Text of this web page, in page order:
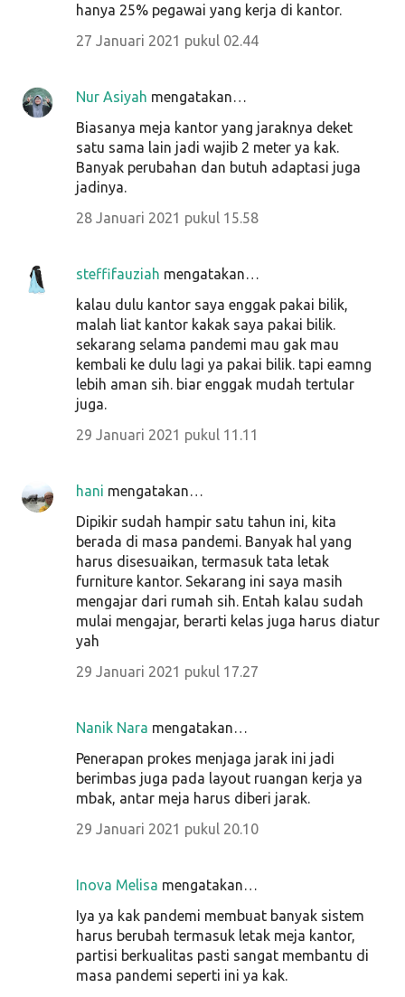
hanya 25% pegawai yang kerja di kantor.
27 Januari 2021 pukul 02.44
Nur Asiyah mengatakan…
Biasanya meja kantor yang jaraknya deket
satu sama lain jadi wajib 2 meter ya kak.
Banyak perubahan dan butuh adaptasi juga
jadinya.
28 Januari 2021 pukul 15.58
steffifauziah mengatakan…
kalau dulu kantor saya enggak pakai bilik,
malah liat kantor kakak saya pakai bilik.
sekarang selama pandemi mau gak mau
kembali ke dulu lagi ya pakai bilik. tapi eamng
lebih aman sih. biar enggak mudah tertular
juga.
29 Januari 2021 pukul 11.11
hani mengatakan…
Dipikir sudah hampir satu tahun ini, kita
berada di masa pandemi. Banyak hal yang
harus disesuaikan, termasuk tata letak
furniture kantor. Sekarang ini saya masih
mengajar dari rumah sih. Entah kalau sudah
mulai mengajar, berarti kelas juga harus diatur
yah
29 Januari 2021 pukul 17.27
Nanik Nara mengatakan…
Penerapan prokes menjaga jarak ini jadi
berimbas juga pada layout ruangan kerja ya
mbak, antar meja harus diberi jarak.
29 Januari 2021 pukul 20.10
Inova Melisa mengatakan…
Iya ya kak pandemi membuat banyak sistem
harus berubah termasuk letak meja kantor,
partisi berkualitas pasti sangat membantu di
masa pandemi seperti ini ya kak.